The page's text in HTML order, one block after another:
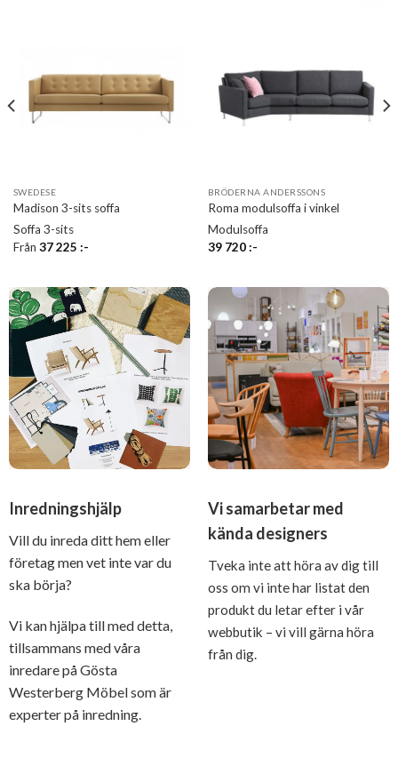
SWEDESE
Madison 3-sits soffa
Soffa 3-sits
Från 37 225 :-
BRÖDERNA ANDERSSONS
Roma modulsoffa i vinkel
Modulsoffa
39 720:-
Inredningshjälp
Vill du inreda ditt hem eller
företag men vet inte var du
ska börja?
Vi kan hjälpa till med detta,
tillsammans med våra
inredare på Gösta
Westerberg Möbel som är
experter på inredning.
Vi samarbetar med
kända designers
Tveka inte att höra av dig till
oss om vi inte har listat den
produkt du letar efter i vår
webbutik – vi vill gärna höra
från dig.